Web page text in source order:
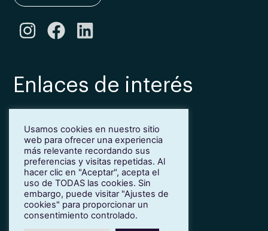
Enlaces de interés
Inmersión lingüística de inglés en Girona
Más idiomas para empresas
Blog
Contacto
Trabaja con nosotros
Política de privacidad
Usamos cookies en nuestro sitio
web para ofrecer una experiencia
más relevante recordando sus
preferencias y visitas repetidas. Al
hacer clic en "Aceptar", acepta el
uso de TODAS las cookies. Sin
embargo, puede visitar "Ajustes de
cookies" para proporcionar un
consentimiento controlado.